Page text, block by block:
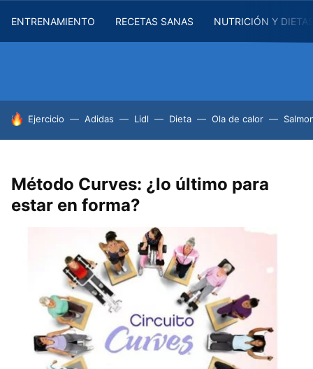
ENTRENAMIENTO RECETAS SANAS NUTRICIÓN Y
HOY SE HABLA DE
Ejercicio Adidas Lidl Dieta Ola de calor
Método Curves: ¿lo último para
estar en forma?